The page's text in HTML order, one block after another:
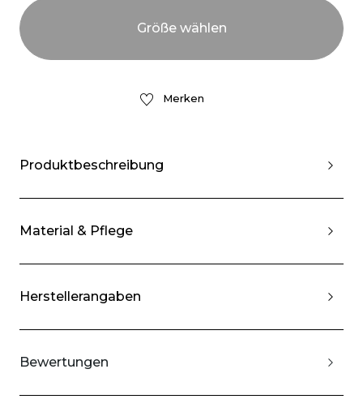
Merken
Produktbeschreibung
Material & Pflege
Herstellerangaben
Bewertungen